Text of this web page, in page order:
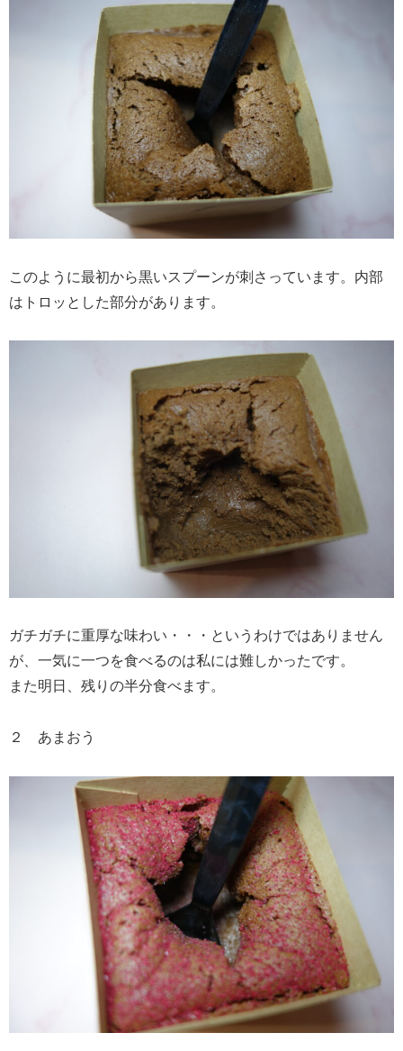
このように最初から黒いスプーンが刺さっています。内部
はトロッとした部分があります。
ガチガチに重厚な味わい・・・というわけではありません
が、一気に一つを食べるのは私には難しかったです。
また明日、残りの半分食べます。
２ あまおう